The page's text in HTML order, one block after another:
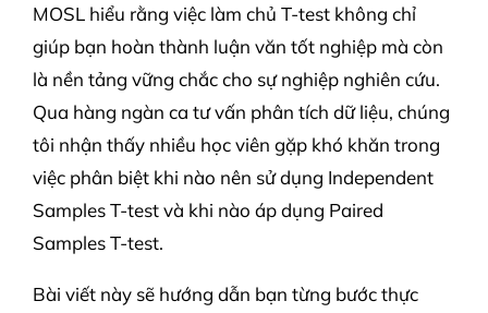
MOSL hiểu rằng việc làm chủ T-test không chỉ
giúp bạn hoàn thành luận văn tốt nghiệp mà còn
là nền tảng vững chắc cho sự nghiệp nghiên cứu.
Qua hàng ngàn ca tư vấn phân tích dữ liệu, chúng
tôi nhận thấy nhiều học viên gặp khó khăn trong
việc phân biệt khi nào nên sử dụng Independent
Samples T-test và khi nào áp dụng Paired
Samples T-test.
Bài viết này sẽ hướng dẫn bạn từng bước thực